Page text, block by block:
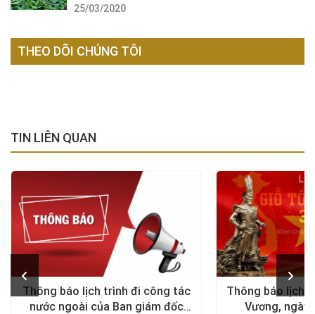
25/03/2020
THEO DÕI CHÚNG TÔI
TIN LIÊN QUAN
Thông báo lịch trình đi công tác
nước ngoài của Ban giám đốc
Thông báo lịch
Vương, ngày